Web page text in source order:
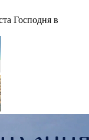
Господня в